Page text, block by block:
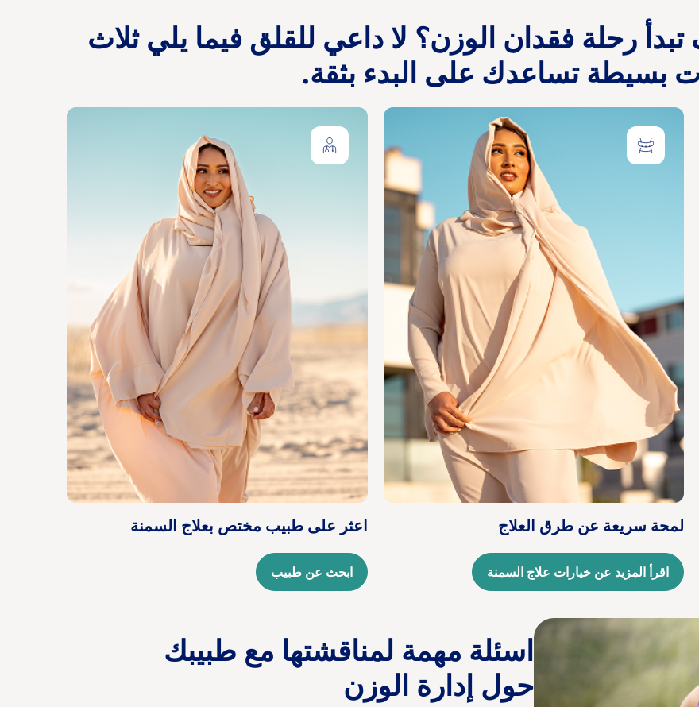
رحلة فقدان الوزن؟ لا داعي للقلق فيما يلي ثلاث
بسيطة تساعدك على البدء بثقة.
لمحة سريعة عن طرق العلاج
اقرأ المزيد عن خيارات علاج السمنة
اعثر على طبيب مختص بعلاج السمنة
ابحث عن طبيب
اسئلة مهمة لمناقشتها مع طبيبك
حول إدارة الوزن